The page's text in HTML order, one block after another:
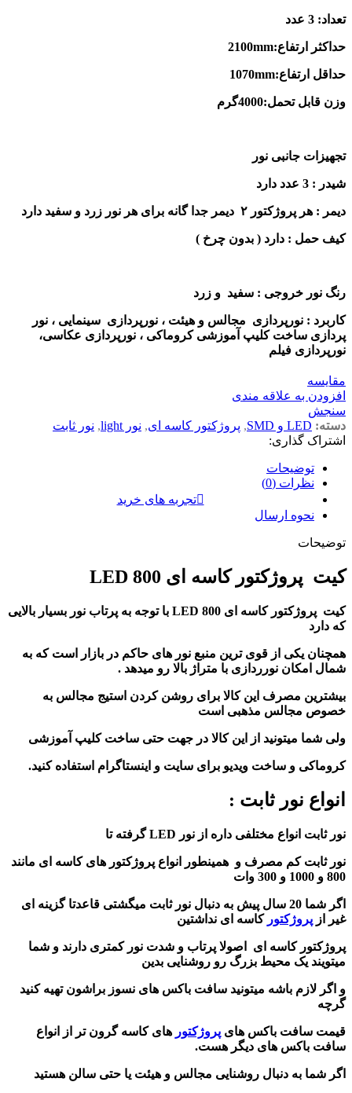
تعداد: 3 عدد
حداکثر ارتفاع:2100mm
حداقل ارتفاع:1070mm
وزن قابل تحمل:4000گرم
تجهیزات جانبی نور
شیدر : 3 عدد دارد
دیمر : هر پروژکتور ۲ دیمر جدا گانه برای هر نور زرد و سفید دارد
کیف حمل : دارد ( بدون چرخ )
رنگ نور خروجی : سفید و زرد
کاربرد : نورپردازی مجالس و هیئت ، نورپردازی سینمایی ، نور
پردازی ساخت کلیپ آموزشی کروماکی ، نورپردازی عکاسی،
نورپردازی فیلم
مقايسه
افزودن به علاقه مندی
سنجش
دسته: LED و SMD , پروژکتور کاسه ای, نور light , نور ثابت
اشتراک گذاری:
توضیحات
نظرات (0)
تجربه های خرید
نحوه ارسال
توضیحات
کیت پروژکتور کاسه ای 800 LED
کیت پروژکتور کاسه ای 800 LED با توجه به پرتاب نور بسیار بالایی
که دارد
همچنان یکی از قوی ترین منبع نور های حاکم در بازار است که به
شمال امکان نورردازی با متراژ بالا رو میدهد .
بیشترین مصرف این کالا برای روشن کردن استیج مجالس به
خصوص مجالس مذهبی است
ولی شما میتونید از این کالا در جهت حتی ساخت کلیپ آموزشی
کروماکی و ساخت ویدیو برای سایت و اینستاگرام استفاده کنید.
انواع نور ثابت :
نور ثابت انواع مختلفی داره از نور LED گرفته تا
نور ثابت کم مصرف و همینطور انواع پروژکتور های کاسه ای مانند
800 و 1000 و 300 وات
اگر شما 20 سال پیش به دنبال نور ثابت میگشتی قاعدتا گزینه ای
غیر از پروژکتور کاسه ای نداشتین
پروژکتور کاسه ای اصولا پرتاب و شدت نور کمتری دارند و شما
میتویند یک محیط بزرگ رو روشنایی بدین
و اگر لازم باشه میتونید سافت باکس های نسوز براشون تهیه کنید
گرچه
قیمت سافت باکس های پروژکتور های کاسه گرون تر از انواع
سافت باکس های دیگر هست.
اگر شما به دنبال روشنایی مجالس و هیئت یا حتی سالن هستید